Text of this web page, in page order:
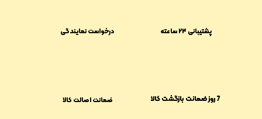
پشتیبانی ۲۴ ساعته درخواست نمایندگی
ضمانت اصالت کالا ​​7 روز ضمانت بازگشت کالا